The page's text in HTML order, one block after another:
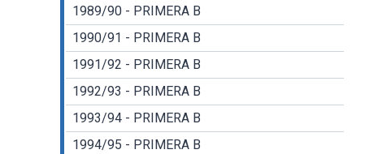
1989/90 - PRIMERA B
1990/91 - PRIMERA B
1991/92 - PRIMERA B
1992/93 - PRIMERA B
1993/94 - PRIMERA B
1994/95 - PRIMERA B